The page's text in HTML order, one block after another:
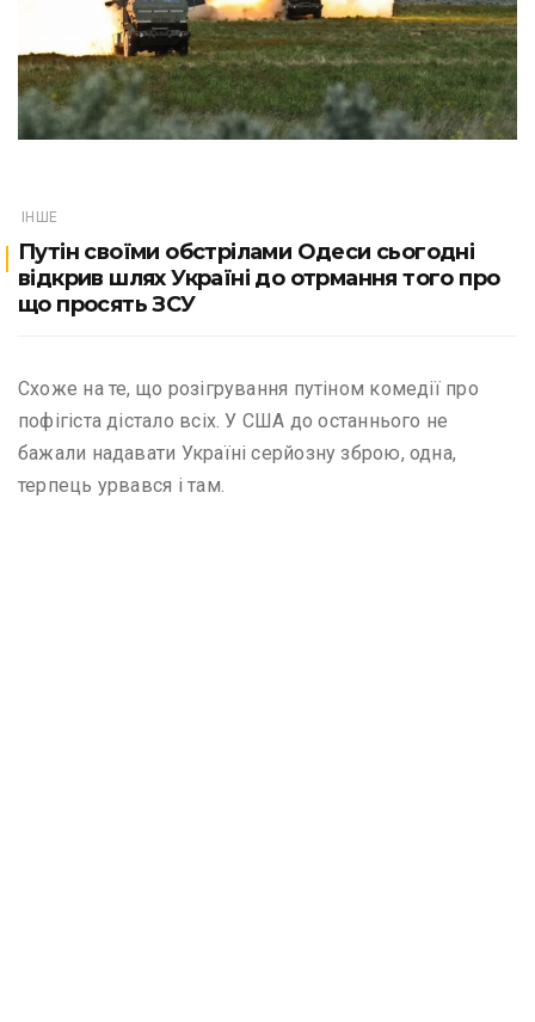
ІНШЕ
Путін своїми обстрілами Одеси сьогодні
відкрив шлях Україні до отрмання того про
що просять ЗСУ
Схоже на те, що розігрування путіном комедії про
пофігіста дістало всіх. У США до останнього не
бажали надавати Україні серйозну зброю, одна,
терпець урвався і там.